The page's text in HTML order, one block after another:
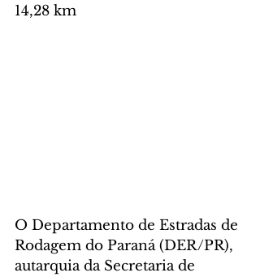
14,28 km
O Departamento de Estradas de
Rodagem do Paraná (DER/PR),
autarquia da Secretaria de